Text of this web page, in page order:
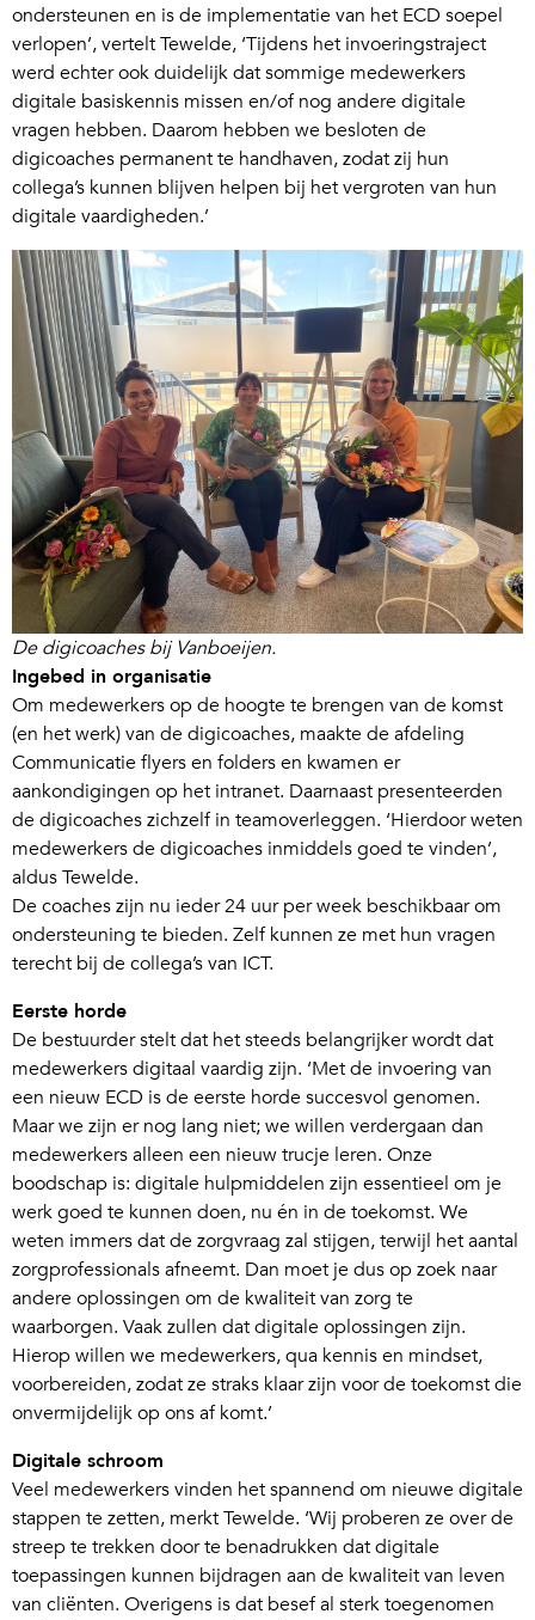
ondersteunen en is de implementatie van het ECD soepel
verlopen’, vertelt Tewelde, ‘Tijdens het invoeringstraject
werd echter ook duidelijk dat sommige medewerkers
digitale basiskennis missen en/of nog andere digitale
vragen hebben. Daarom hebben we besloten de
digicoaches permanent te handhaven, zodat zij hun
collega’s kunnen blijven helpen bij het vergroten van hun
digitale vaardigheden.’
De digicoaches bij Vanboeijen.
Ingebed in organisatie
Om medewerkers op de hoogte te brengen van de komst
(en het werk) van de digicoaches, maakte de afdeling
Communicatie flyers en folders en kwamen er
aankondigingen op het intranet. Daarnaast presenteerden
de digicoaches zichzelf in teamoverleggen. ‘Hierdoor weten
medewerkers de digicoaches inmiddels goed te vinden’,
aldus Tewelde.
De coaches zijn nu ieder 24 uur per week beschikbaar om
ondersteuning te bieden. Zelf kunnen ze met hun vragen
terecht bij de collega’s van ICT.
Eerste horde
De bestuurder stelt dat het steeds belangrijker wordt dat
medewerkers digitaal vaardig zijn. ‘Met de invoering van
een nieuw ECD is de eerste horde succesvol genomen.
Maar we zijn er nog lang niet; we willen verdergaan dan
medewerkers alleen een nieuw trucje leren. Onze
boodschap is: digitale hulpmiddelen zijn essentieel om je
werk goed te kunnen doen, nu én in de toekomst. We
weten immers dat de zorgvraag zal stijgen, terwijl het aantal
zorgprofessionals afneemt. Dan moet je dus op zoek naar
andere oplossingen om de kwaliteit van zorg te
waarborgen. Vaak zullen dat digitale oplossingen zijn.
Hierop willen we medewerkers, qua kennis en mindset,
voorbereiden, zodat ze straks klaar zijn voor de toekomst die
onvermijdelijk op ons af komt.’
Digitale schroom
Veel medewerkers vinden het spannend om nieuwe digitale
stappen te zetten, merkt Tewelde. ‘Wij proberen ze over de
streep te trekken door te benadrukken dat digitale
toepassingen kunnen bijdragen aan de kwaliteit van leven
van cliënten. Overigens is dat besef al sterk toegenomen